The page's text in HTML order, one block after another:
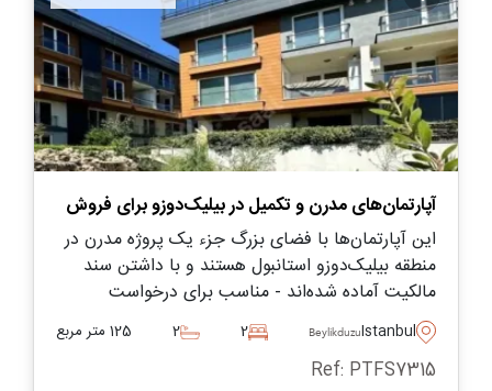
آپارتمان‌های مدرن و تکمیل در بیلیک‌دوزو برای فروش
این آپارتمان‌ها با فضای بزرگ جزء یک پروژه مدرن در
منطقه بیلیک‌دوزو استانبول هستند و با داشتن سند
مالکیت آماده شده‌اند - مناسب برای درخواست
شهروندی از طریق سرمایه‌گذاری.
Istanbul
Beylikduzu
2
2 125 متر مربع
Ref: PTFS7315